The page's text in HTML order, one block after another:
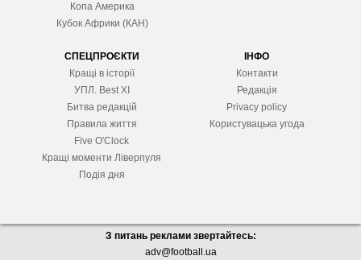
Копа Америка
Кубок Африки (КАН)
СПЕЦПРОЄКТИ
Кращі в історії
УПЛ. Best XІ
Битва редакцій
Правила життя
Five O'Clock
Кращі моменти Ліверпуля
Подія дня
ІНФО
Контакти
Редакція
Privacy policy
Користувацька угода
З питань реклами звертайтесь:
adv@football.ua